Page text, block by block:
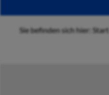
Sie befinden sich hier: Start